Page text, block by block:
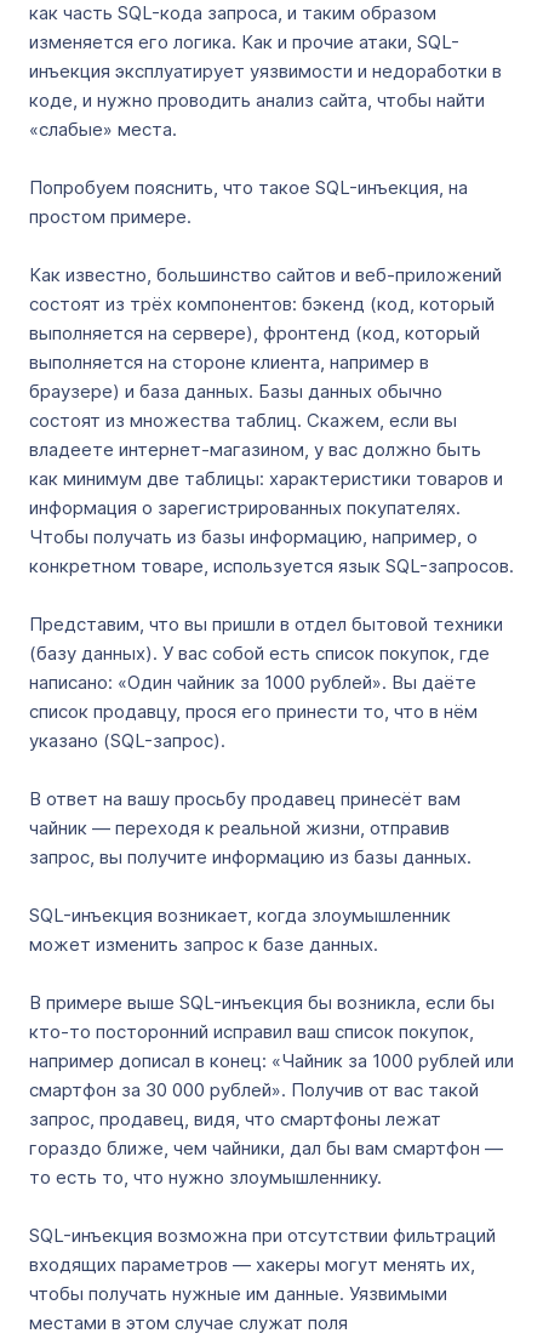
как часть SQL-кода запроса, и таким образом
изменяется его логика. Как и прочие атаки, SQL-
инъекция эксплуатирует уязвимости и недоработки в
коде, и нужно проводить анализ сайта, чтобы найти
«слабые» места.
Попробуем пояснить, что такое SQL-инъекция, на
простом примере.
Как известно, большинство сайтов и веб-приложений
состоят из трёх компонентов: бэкенд (код, который
выполняется на сервере), фронтенд (код, который
выполняется на стороне клиента, например в
браузере) и база данных. Базы данных обычно
состоят из множества таблиц. Скажем, если вы
владеете интернет-магазином, у вас должно быть
как минимум две таблицы: характеристики товаров и
информация о зарегистрированных покупателях.
Чтобы получать из базы информацию, например, о
конкретном товаре, используется язык SQL-запросов.
Представим, что вы пришли в отдел бытовой техники
(базу данных). У вас собой есть список покупок, где
написано: «Один чайник за 1000 рублей». Вы даёте
список продавцу, прося его принести то, что в нём
указано (SQL-запрос).
В ответ на вашу просьбу продавец принесёт вам
чайник — переходя к реальной жизни, отправив
запрос, вы получите информацию из базы данных.
SQL-инъекция возникает, когда злоумышленник
может изменить запрос к базе данных.
В примере выше SQL-инъекция бы возникла, если бы
кто-то посторонний исправил ваш список покупок,
например дописал в конец: «Чайник за 1000 рублей или
смартфон за 30 000 рублей». Получив от вас такой
запрос, продавец, видя, что смартфоны лежат
гораздо ближе, чем чайники, дал бы вам смартфон —
то есть то, что нужно злоумышленнику.
SQL-инъекция возможна при отсутствии фильтраций
входящих параметров — хакеры могут менять их,
чтобы получать нужные им данные. Уязвимыми
местами в этом случае служат поля